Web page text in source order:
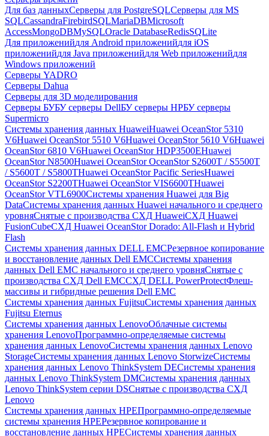
Для баз данныхСерверы для PostgreSQLСерверы для MS
SQLCassandraFirebirdSQLMariaDBMicrosoft
AccessMongoDBMySQLOracle DatabaseRedisSQLite
Для приложенийдля Android приложенийдля iOS
приложенийдля Java приложенийдля Web приложенийдля
Windows приложений
Серверы YADRO
Серверы Dahua
Серверы для 3D моделирования
Серверы БУБУ серверы DellБУ серверы HPБУ серверы
Supermicro
Системы хранения данных HuaweiHuawei OceanStor 5310
V6Huawei OceanStor 5510 V6Huawei OceanStor 5610 V6Huawei
OceanStor 6810 V6Huawei OceanStor HDP3500EHuawei
OceanStor N8500Huawei OceanStor OceanStor S2600T / S5500T
/ S5600T / S5800THuawei OceanStor Pacific SeriesHuawei
OceanStor S2200THuawei OceanStor VIS6600THuawei
OceanStor VTL6900Системы хранения Huawei для Big
DataСистемы хранения данных Huawei начального и среднего
уровняСнятые с производства СХД HuaweiСХД Huawei
FusionCubeСХД Huawei OceanStor Dorado: All-Flash и Hybrid
Flash
Системы хранения данных DELL EMCРезервное копирование
и восстановление данных Dell EMCСистемы хранения
данных Dell EMC начального и среднего уровняСнятые с
производства СХД Dell EMCСХД DELL PowerProtectФлеш-
массивы и гибридные решения Dell EMC
Системы хранения данных FujitsuСистемы хранения данных
Fujitsu Eternus
Системы хранения данных LenovoОблачные системы
хранения LenovoПрограммно-определяемые системы
хранения данных LenovoСистемы хранения данных Lenovo
StorageСистемы хранения данных Lenovo StorwizeСистемы
хранения данных Lenovo ThinkSystem DEСистемы хранения
данных Lenovo ThinkSystem DMСистемы хранения данных
Lenovo ThinkSystem серии DSСнятые с производства СХД
Lenovo
Системы хранения данных HPEПрограммно-определяемые
системы хранения HPEРезервное копирование и
восстановление данных HPEСистемы хранения данных